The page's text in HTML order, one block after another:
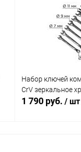
В избранное
Набор ключей
CrV зеркальное
1 790 руб. / шт